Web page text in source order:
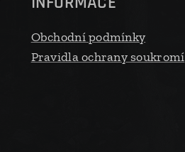
Obchodní podmínky
Pravidla ochrany soukromí